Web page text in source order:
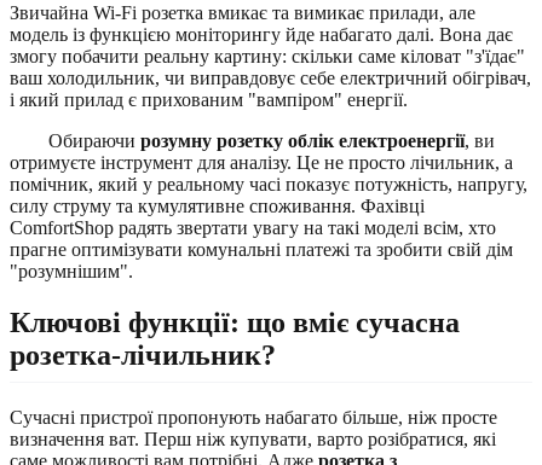
Звичайна Wi-Fi розетка вмикає та вимикає прилади, але
модель із функцією моніторингу йде набагато далі. Вона дає
змогу побачити реальну картину: скільки саме кіловат "з'їдає"
ваш холодильник, чи виправдовує себе електричний обігрівач,
і який прилад є прихованим "вампіром" енергії.
Обираючи розумну розетку облік електроенергії, ви
отримуєте інструмент для аналізу. Це не просто лічильник, а
помічник, який у реальному часі показує потужність, напругу,
силу струму та кумулятивне споживання. Фахівці
ComfortShop радять звертати увагу на такі моделі всім, хто
прагне оптимізувати комунальні платежі та зробити свій дім
"розумнішим".
Ключові функції: що вміє сучасна
розетка-лічильник?
Сучасні пристрої пропонують набагато більше, ніж просте
визначення ват. Перш ніж купувати, варто розібратися, які
саме можливості вам потрібні. Адже розетка з